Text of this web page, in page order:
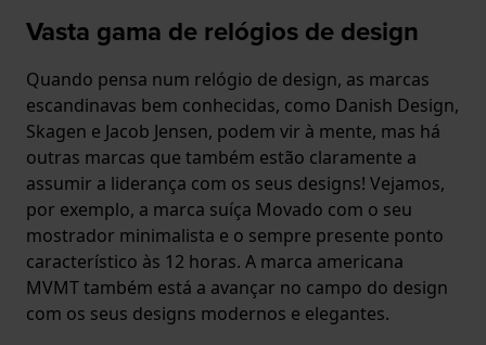
Vasta gama de relógios de design
Quando pensa num relógio de design, as marcas
escandinavas bem conhecidas, como Danish Design,
Skagen e Jacob Jensen, podem vir à mente, mas há
outras marcas que também estão claramente a
assumir a liderança com os seus designs! Vejamos,
por exemplo, a marca suíça Movado com o seu
mostrador minimalista e o sempre presente ponto
característico às 12 horas. A marca americana
MVMT também está a avançar no campo do design
com os seus designs modernos e elegantes.